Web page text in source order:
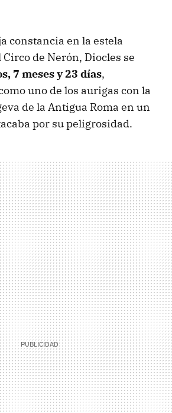
constancia en la estela
de Nerón, Diocles se
7 meses y 23 días,
uno de los aurigas con la
de la Antigua Roma en un
por su peligrosidad.